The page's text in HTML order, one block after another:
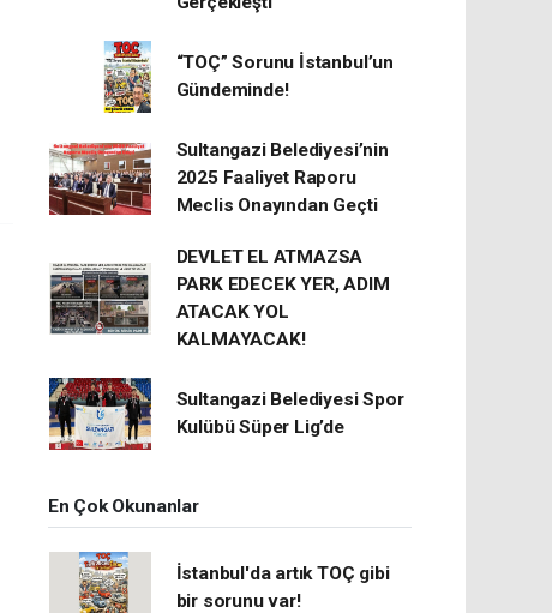
“TOÇ” Sorunu İstanbul’un
Gündeminde!
Sultangazi Belediyesi’nin
2025 Faaliyet Raporu
Meclis Onayından Geçti
DEVLET EL ATMAZSA
PARK EDECEK YER, ADIM
ATACAK YOL
KALMAYACAK!
Sultangazi Belediyesi Spor
Kulübü Süper Lig’de
En Çok Okunanlar
İstanbul'da artık TOÇ gibi
bir sorunu var!